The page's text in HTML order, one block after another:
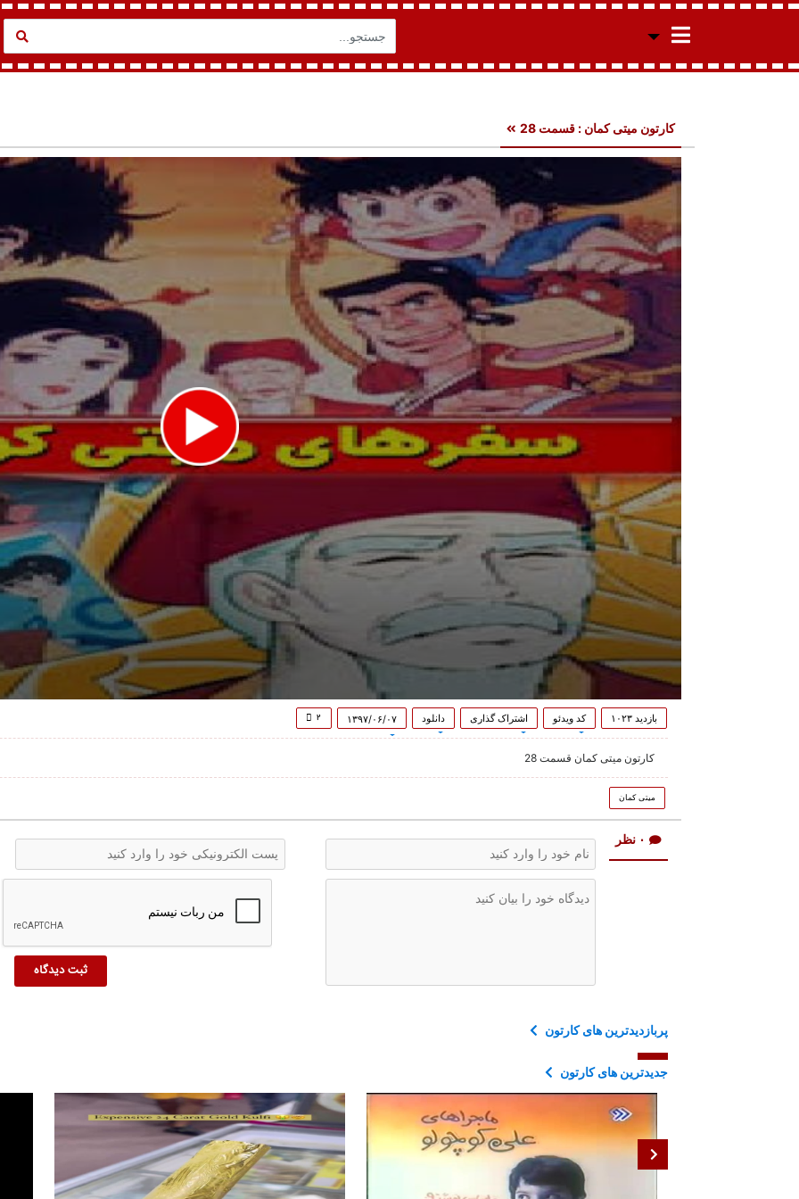
کارتون میتی کمان : قسمت 28
بازدید ۱۰۲۳ کد ویدئو اشتراک گذاری دانلود ۱۳۹۷/۰۶/۰۷ ۲
کارتون میتی کمان قسمت 28
میتی کمان
۰ نظر
پربازدیدترین های کارتون
جدیدترین های کارتون